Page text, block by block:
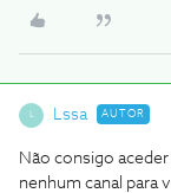
L Lssa AUTOR
Não consigo
nenhum canal para